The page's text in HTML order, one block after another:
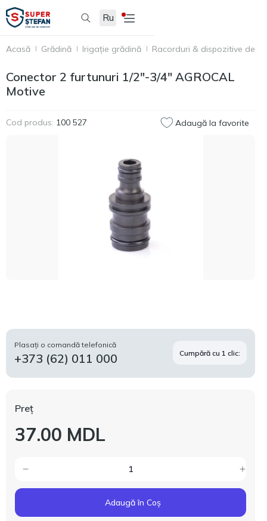
Ru
Acasă Grădină Irigație grădină Racorduri & dispozitive de
Conector 2 furtunuri 1/2"-3/4" AGROCAL
Motive
Cod produs: 100 527 Adaugă la favorite
Plasați o comandă telefonică
+373 (62) 011 000 Cumpără cu 1 clic:
Preț
37.00 MDL
Adaugă în Coș